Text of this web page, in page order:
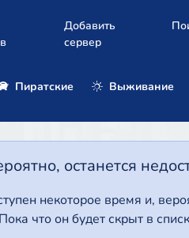
Добавить
сервер
Пиратские Выживание
останется
некоторое время и,
что он будет скрыт в